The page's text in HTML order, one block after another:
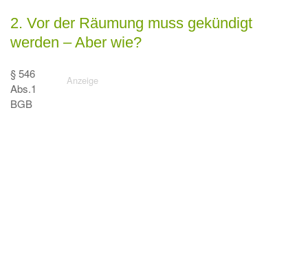
2. Vor der Räumung muss gekündigt
werden – Aber wie?
§ 546
Abs.1
BGB